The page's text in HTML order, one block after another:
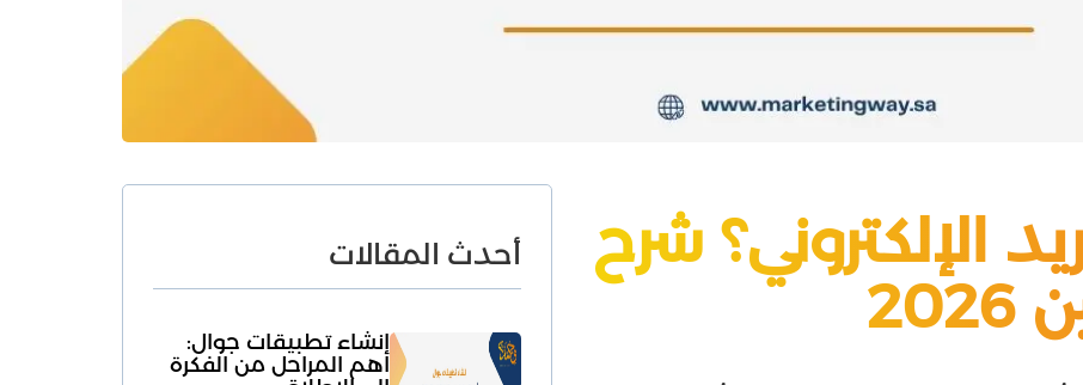
الإلكتروني؟ شرح
أحدث المقالات
انشاء تطبيقات جوال:
أهم المراحل من الفكرة